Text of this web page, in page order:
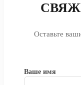
Оставьте
Ваше имя